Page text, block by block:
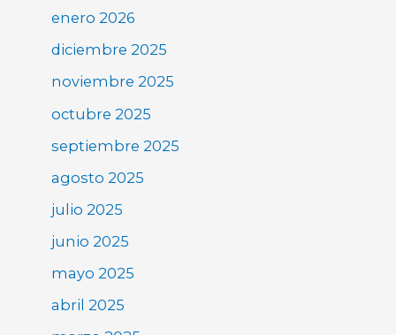
enero 2026
diciembre 2025
noviembre 2025
octubre 2025
septiembre 2025
agosto 2025
julio 2025
junio 2025
mayo 2025
abril 2025